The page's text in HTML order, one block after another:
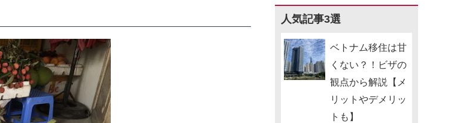
人気記事3選
ベトナム移住は甘
くない？！ビザの
観点から解説【メ
リットやデメリッ
トも】